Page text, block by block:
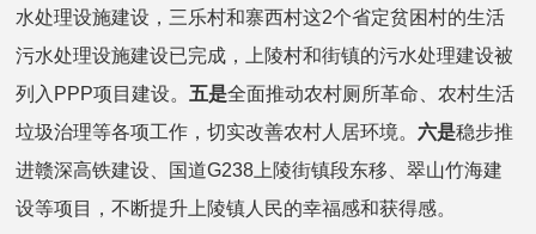
水处理设施建设，三乐村和寨西村这2个省定贫困村的生活
污水处理设施建设已完成，上陵村和街镇的污水处理建设被
列入PPP项目建设。 五是全面推动农村厕所革命、农村生活
垃圾治理等各项工作，切实改善农村人居环境。 六是稳步推
进赣深高铁建设、国道G238上陵街镇段东移、翠山竹海建
设等项目，不断提升上陵镇人民的幸福感和获得感。